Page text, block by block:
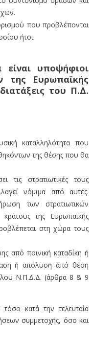
που προβλέπονται
ήτοι:
είναι υποψήφιοι
της Ευρωπαϊκής
του Π.Δ.
καταλληλότητα που
της θέσης που θα
τις στρατιωτικές τους
νόμιμα από αυτές.
των στρατιωτικών
της Ευρωπαϊκής
στη χώρα τους
από ποινική καταδίκη ή
ή απόλυση από θέση
Ν.Π.Δ.Δ. (άρθρα 8 & 9
κατά την τελευταία
συμμετοχής, όσο και